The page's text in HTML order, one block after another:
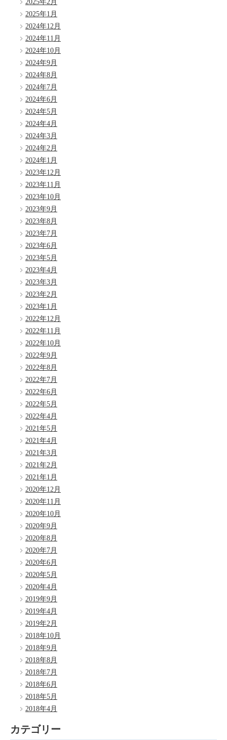
2025年2月
2025年1月
2024年12月
2024年11月
2024年10月
2024年9月
2024年8月
2024年7月
2024年6月
2024年5月
2024年4月
2024年3月
2024年2月
2024年1月
2023年12月
2023年11月
2023年10月
2023年9月
2023年8月
2023年7月
2023年6月
2023年5月
2023年4月
2023年3月
2023年2月
2023年1月
2022年12月
2022年11月
2022年10月
2022年9月
2022年8月
2022年7月
2022年6月
2022年5月
2022年4月
2021年5月
2021年4月
2021年3月
2021年2月
2021年1月
2020年12月
2020年11月
2020年10月
2020年9月
2020年8月
2020年7月
2020年6月
2020年5月
2020年4月
2019年9月
2019年4月
2019年2月
2018年10月
2018年9月
2018年8月
2018年7月
2018年6月
2018年5月
2018年4月
カテゴリー